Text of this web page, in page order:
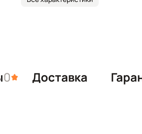
0 Доставка